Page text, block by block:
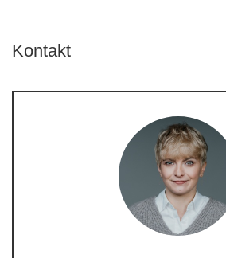
Kontakt